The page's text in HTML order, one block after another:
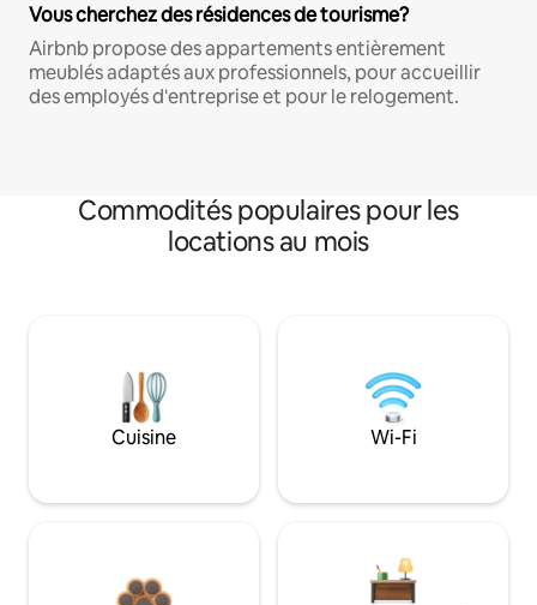
Vous cherchez des résidences de tourisme?
Airbnb propose des appartements entièrement
meublés adaptés aux professionnels, pour accueillir
des employés d'entreprise et pour le relogement.
Commodités populaires pour les
locations au mois
Cuisine Wi-Fi